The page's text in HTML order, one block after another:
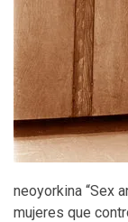
neoyorkina “Sex
mujeres que